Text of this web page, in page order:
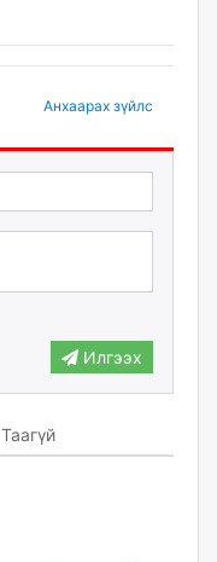
Анхаарах зүйлс
Илгээх
Таагүй